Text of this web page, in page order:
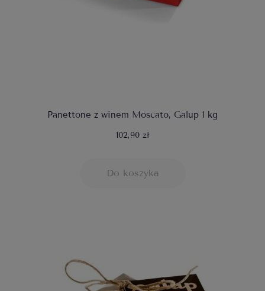
Panettone z winem Moscato, Galup 1 kg
102,90 zł
Do koszyka